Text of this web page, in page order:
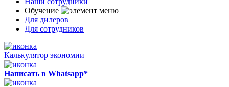
Обучение
Для дилеров
Для сотрудников
Калькулятор экономии
Написать в Whatsapp*